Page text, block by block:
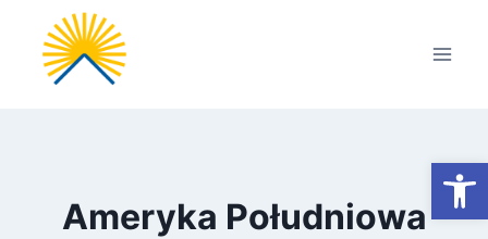
Przejdź
treści
Ameryka Południowa